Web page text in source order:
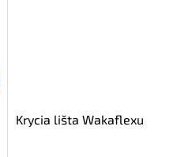
Krycia lišta Wakaflexu